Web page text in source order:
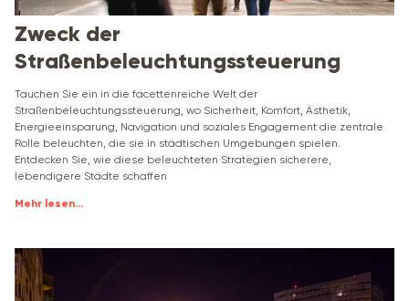
Zweck der
Straßenbeleuchtungssteuerung
Tauchen Sie ein in die facettenreiche Welt der
Straßenbeleuchtungssteuerung, wo Sicherheit, Komfort, Ästhetik,
Energieeinsparung, Navigation und soziales Engagement die zentrale
Rolle beleuchten, die sie in städtischen Umgebungen spielen.
Entdecken Sie, wie diese beleuchteten Strategien sicherere,
lebendigere Städte schaffen
Mehr lesen...